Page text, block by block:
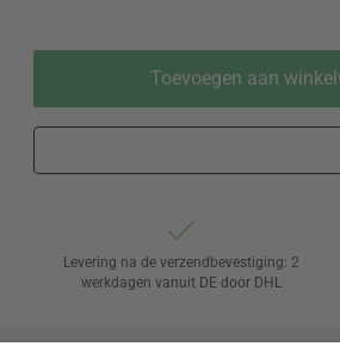
Toevoegen aan
Levering na de verzendbevestiging: 2
werkdagen vanuit DE door DHL